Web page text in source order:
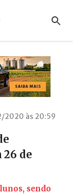
2020 às 20:59
de
sendo